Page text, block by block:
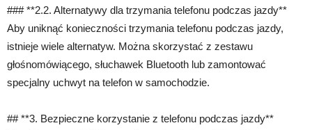
### **2.2. Alternatywy dla trzymania telefonu podczas jazdy**
Aby uniknąć konieczności trzymania telefonu podczas jazdy,
istnieje wiele alternatyw. Można skorzystać z zestawu
głośnomówiącego, słuchawek Bluetooth lub zamontować
specjalny uchwyt na telefon w samochodzie.
## **3. Bezpieczne korzystanie z telefonu podczas jazdy**